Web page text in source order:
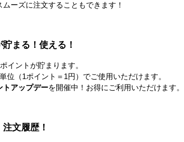
コンベア
ーズに注文することもできます！
まる！使える！
イントが貯まります。
位（1ポイント＝1円）でご使用いただけます。
トアップデーを開催中！お得にご利用いただけます。
文履歴！